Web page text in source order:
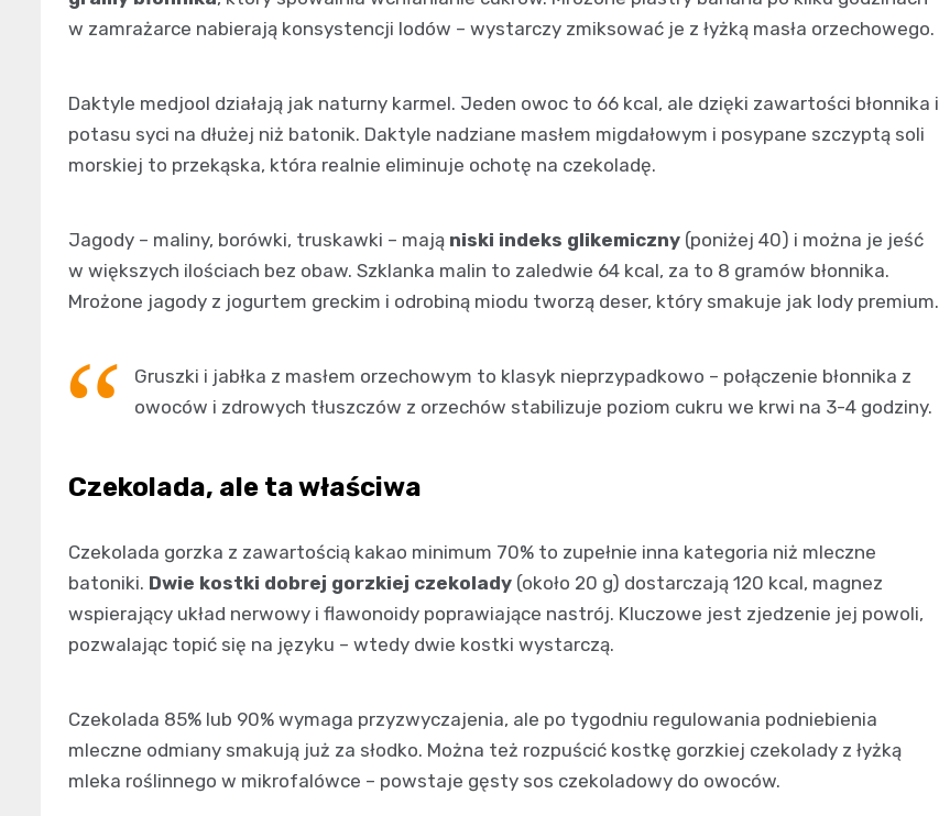
w zamrażarce nabierają konsystencji lodów – wystarczy zmiksować je z łyżką masła orzechowego.
Daktyle medjool działają jak naturny karmel. Jeden owoc to 66 kcal, ale dzięki zawartości błonnika i
potasu syci na dłużej niż batonik. Daktyle nadziane masłem migdałowym i posypane szczyptą soli
morskiej to przekąska, która realnie eliminuje ochotę na czekoladę.
Jagody – maliny, borówki, truskawki – mają niski indeks glikemiczny (poniżej 40) i można je jeść
w większych ilościach bez obaw. Szklanka malin to zaledwie 64 kcal, za to 8 gramów błonnika.
Mrożone jagody z jogurtem greckim i odrobiną miodu tworzą deser, który smakuje jak lody premium.
Gruszki i jabłka z masłem orzechowym to klasyk nieprzypadkowo – połączenie błonnika z
owoców i zdrowych tłuszczów z orzechów stabilizuje poziom cukru we krwi na 3-4 godziny.
Czekolada, ale ta właściwa
Czekolada gorzka z zawartością kakao minimum 70% to zupełnie inna kategoria niż mleczne
batoniki. Dwie kostki dobrej gorzkiej czekolady (około 20 g) dostarczają 120 kcal, magnez
wspierający układ nerwowy i flawonoidy poprawiające nastrój. Kluczowe jest zjedzenie jej powoli,
pozwalając topić się na języku – wtedy dwie kostki wystarczą.
Czekolada 85% lub 90% wymaga przyzwyczajenia, ale po tygodniu regulowania podniebienia
mleczne odmiany smakują już za słodko. Można też rozpuścić kostkę gorzkiej czekolady z łyżką
mleka roślinnego w mikrofalówce – powstaje gęsty sos czekoladowy do owoców.